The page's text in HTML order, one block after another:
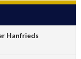
Hanfrieds